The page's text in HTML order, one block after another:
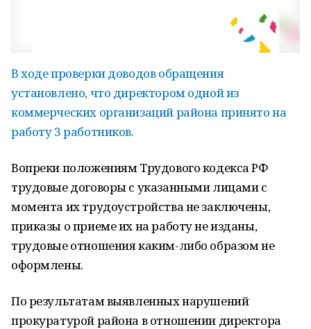
В ходе проверки доводов обращения
установлено, что директором одной из
коммерческих организаций района принято на
работу 3 работников.
Вопреки положениям Трудового кодекса РФ
трудовые договоры с указанными лицами с
момента их трудоустройства не заключены,
приказы о приеме их на работу не изданы,
трудовые отношения каким-либо образом не
оформлены.
По результатам выявленных нарушений
прокуратурой района в отношении директора